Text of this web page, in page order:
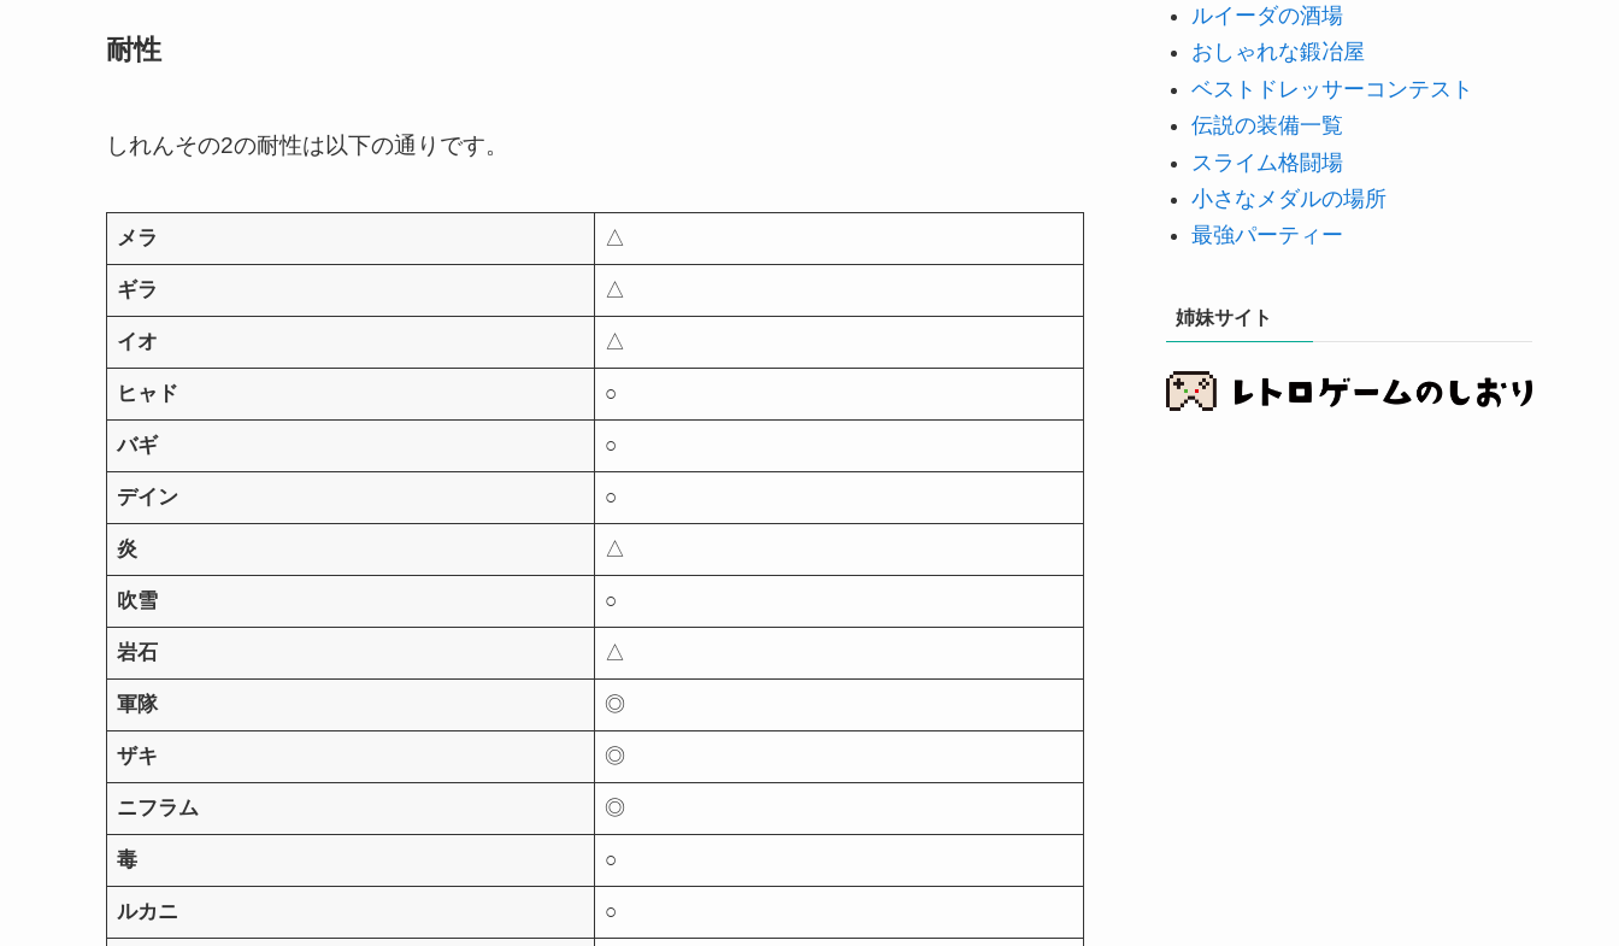
耐性
しれんその2の耐性は以下の通りです。
メラ △
ギラ △
イオ △
ヒャド ○
バギ ○
デイン ○
炎 △
吹雪 ○
岩石 △
軍隊 ◎
ザキ ◎
ニフラム ◎
毒 ○
ルカニ ○
ルイーダの酒場
おしゃれな鍛冶屋
ベストドレッサーコンテスト
伝説の装備一覧
スライム格闘場
小さなメダルの場所
最強パーティー
姉妹サイト